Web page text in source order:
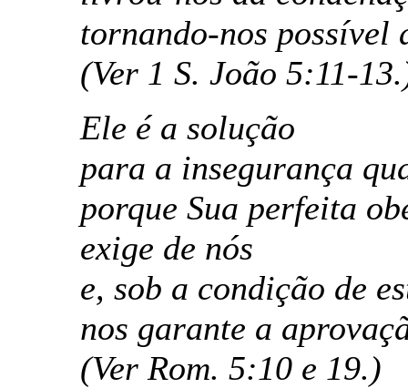
tornando-nos possível
(Ver 1 S. João 5:11-
Ele é a solução
para a insegurança
porque Sua perfeita
exige de nós
e, sob a condição de
nos garante a
(Ver Rom. 5:10 e 19.)